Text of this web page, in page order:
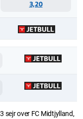
3,20
sejr over FC Midtjylland,